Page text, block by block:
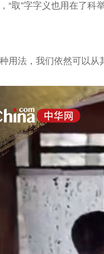
“取”字字义也用在了科
用法，我们依然可以从